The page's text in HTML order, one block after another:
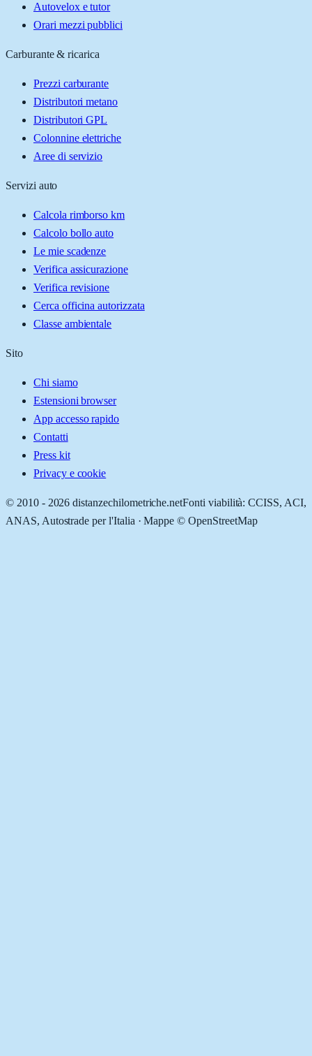
Autovelox e tutor
Orari mezzi pubblici
Carburante & ricarica
Prezzi carburante
Distributori metano
Distributori GPL
Colonnine elettriche
Aree di servizio
Servizi auto
Calcola rimborso km
Calcolo bollo auto
Le mie scadenze
Verifica assicurazione
Verifica revisione
Cerca officina autorizzata
Classe ambientale
Sito
Chi siamo
Estensioni browser
App accesso rapido
Contatti
Press kit
Privacy e cookie
© 2010 - 2026 distanzechilometriche.netFonti viabilità: CCISS, ACI,
ANAS, Autostrade per l'Italia · Mappe © OpenStreetMap